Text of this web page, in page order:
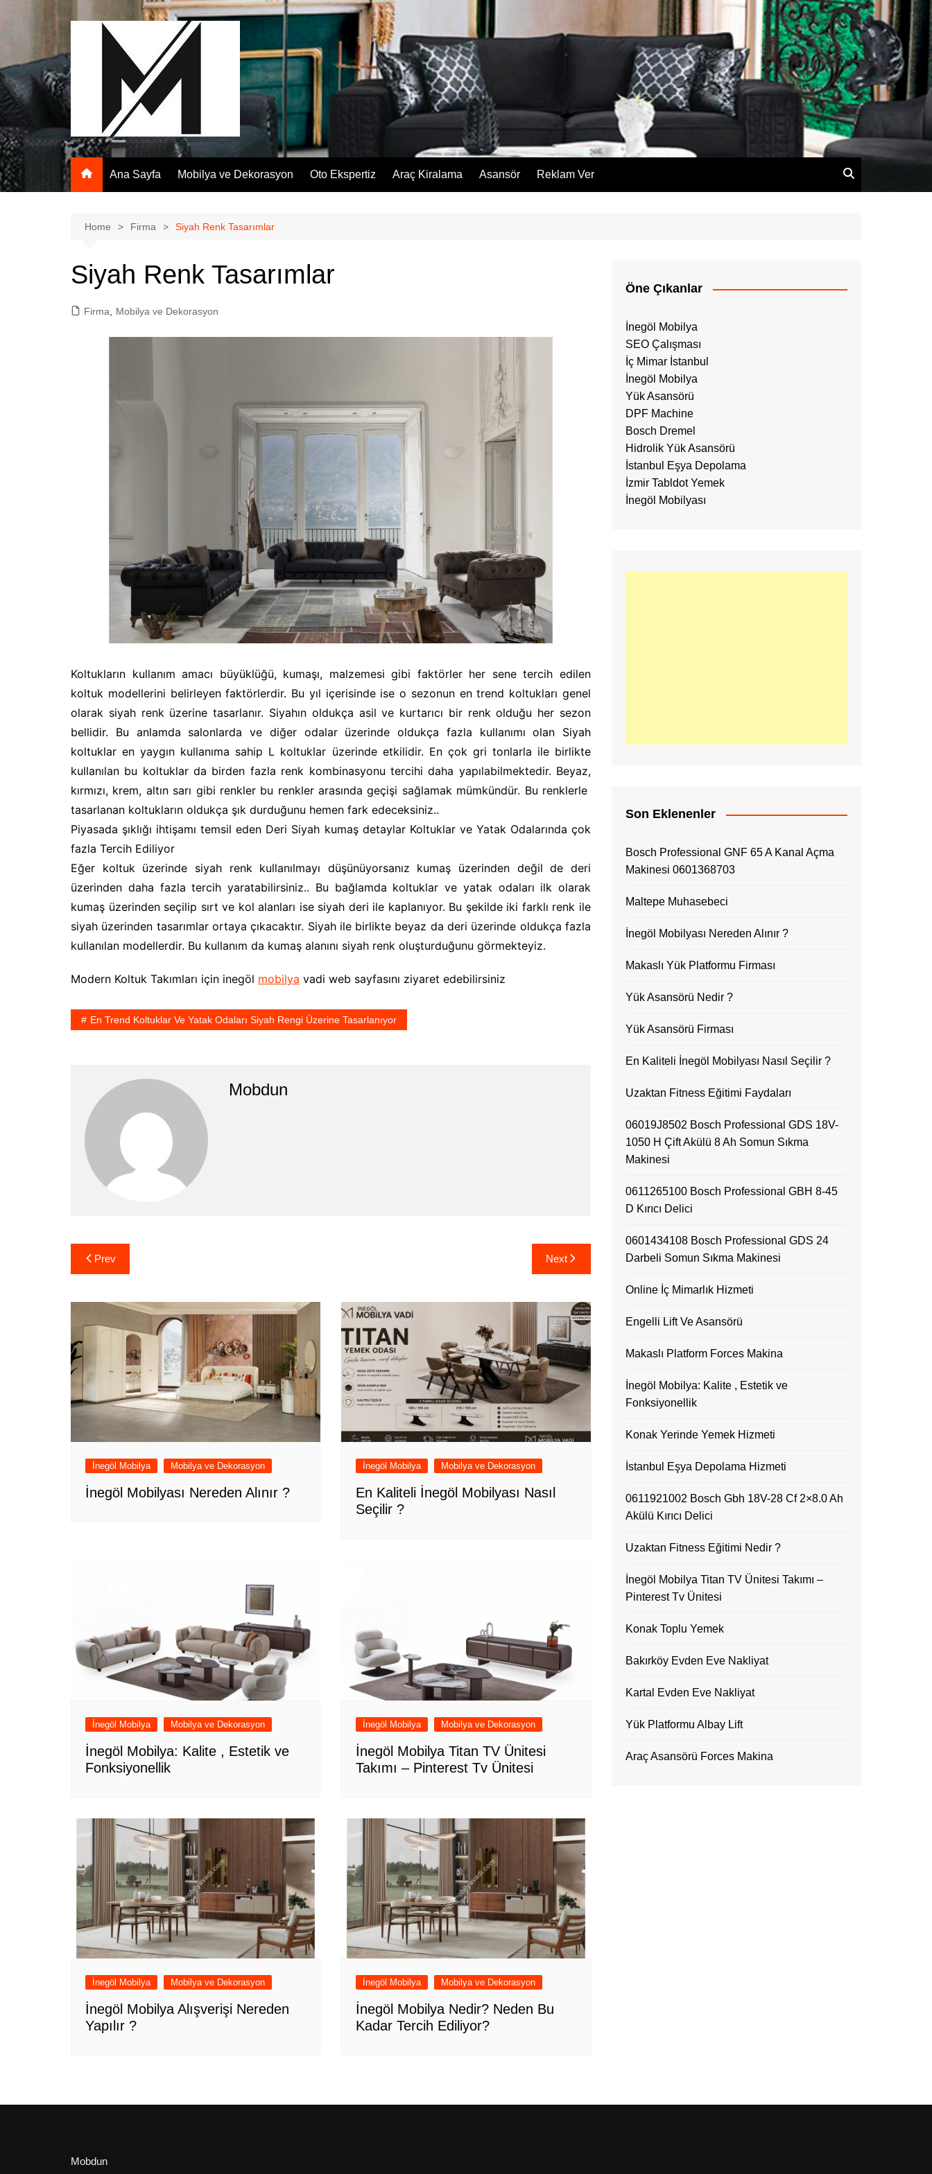
Ana Sayfa Mobilya ve Dekorasyon Oto Ekspertiz Araç Kiralama Asansör Reklam Ver
Home Firma Siyah Renk Tasarımlar
Siyah Renk Tasarımlar
Firma Mobilya ve Dekorasyon
Koltukların kullanım amacı büyüklüğü, kumaşı, malzemesi gibi faktörler her sene tercih edilen
koltuk modellerini belirleyen faktörlerdir. Bu yıl içerisinde ise o sezonun en trend koltukları genel
olarak siyah renk üzerine tasarlanır. Siyahın oldukça asil ve kurtarıcı bir renk olduğu her sezon
bellidir. Bu anlamda salonlarda ve diğer odalar üzerinde oldukça fazla kullanımı olan Siyah
koltuklar en yaygın kullanıma sahip L koltuklar üzerinde etkilidir. En çok gri tonlarla ile birlikte
kullanılan bu koltuklar da birden fazla renk kombinasyonu tercihi daha yapılabilmektedir. Beyaz,
kırmızı, krem, altın sarı gibi renkler bu renkler arasında geçişi sağlamak mümkündür. Bu renklerle
tasarlanan koltukların oldukça şık durduğunu hemen fark edeceksiniz..
Piyasada şıklığı ihtişamı temsil eden Deri Siyah kumaş detaylar Koltuklar ve Yatak Odalarında çok
fazla Tercih Ediliyor
Eğer koltuk üzerinde siyah renk kullanılmayı düşünüyorsanız kumaş üzerinden değil de deri
üzerinden daha fazla tercih yaratabilirsiniz.. Bu bağlamda koltuklar ve yatak odaları ilk olarak
kumaş üzerinden seçilip sırt ve kol alanları ise siyah deri ile kaplanıyor. Bu şekilde iki farklı renk ile
siyah üzerinden tasarımlar ortaya çıkacaktır. Siyah ile birlikte beyaz da deri üzerinde oldukça fazla
kullanılan modellerdir. Bu kullanım da kumaş alanını siyah renk oluşturduğunu görmekteyiz.
Modern Koltuk Takımları için inegöl mobilya vadi web sayfasını ziyaret edebilirsiniz
En Trend Koltuklar Ve Yatak Odaları Siyah Rengi Üzerine Tasarlanıyor
Mobdun
Yazı
gezinmesi
Prev Next
İnegöl Mobilya Mobilya ve Dekorasyon
İnegöl Mobilyası Nereden Alınır ?
İnegöl Mobilya Mobilya ve Dekorasyon
En Kaliteli İnegöl Mobilyası Nasıl
Seçilir ?
İnegöl Mobilya Mobilya ve Dekorasyon
İnegöl Mobilya: Kalite , Estetik ve
Fonksiyonellik
İnegöl Mobilya Mobilya ve Dekorasyon
İnegöl Mobilya Titan TV Ünitesi
Takımı – Pinterest Tv Ünitesi
İnegöl Mobilya Mobilya ve Dekorasyon
İnegöl Mobilya Alışverişi Nereden
Yapılır ?
İnegöl Mobilya Mobilya ve Dekorasyon
İnegöl Mobilya Nedir? Neden Bu
Kadar Tercih Ediliyor?
Öne Çıkanlar
İnegöl Mobilya
SEO Çalışması
İç Mimar İstanbul
İnegöl Mobilya
Yük Asansörü
DPF Machine
Bosch Dremel
Hidrolik Yük Asansörü
İstanbul Eşya Depolama
İzmir Tabldot Yemek
İnegöl Mobilyası
Son Eklenenler
Bosch Professional GNF 65 A Kanal Açma
Makinesi 0601368703
Maltepe Muhasebeci
İnegöl Mobilyası Nereden Alınır ?
Makaslı Yük Platformu Firması
Yük Asansörü Nedir ?
Yük Asansörü Firması
En Kaliteli İnegöl Mobilyası Nasıl Seçilir ?
Uzaktan Fitness Eğitimi Faydaları
06019J8502 Bosch Professional GDS 18V-
1050 H Çift Akülü 8 Ah Somun Sıkma
Makinesi
0611265100 Bosch Professional GBH 8-45
D Kırıcı Delici
0601434108 Bosch Professional GDS 24
Darbeli Somun Sıkma Makinesi
Online İç Mimarlık Hizmeti
Engelli Lift Ve Asansörü
Makaslı Platform Forces Makina
İnegöl Mobilya: Kalite , Estetik ve
Fonksiyonellik
Konak Yerinde Yemek Hizmeti
İstanbul Eşya Depolama Hizmeti
0611921002 Bosch Gbh 18V-28 Cf 2×8.0 Ah
Akülü Kırıcı Delici
Uzaktan Fitness Eğitimi Nedir ?
İnegöl Mobilya Titan TV Ünitesi Takımı –
Pinterest Tv Ünitesi
Konak Toplu Yemek
Bakırköy Evden Eve Nakliyat
Kartal Evden Eve Nakliyat
Yük Platformu Albay Lift
Araç Asansörü Forces Makina
Mobdun